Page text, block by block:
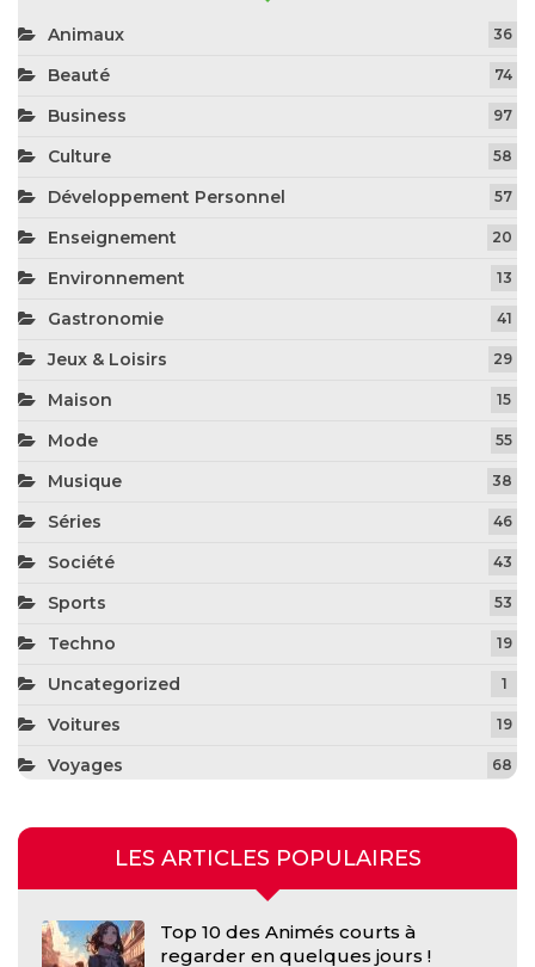
Animaux 36
Beauté 74
Business 97
Culture 58
Développement Personnel 57
Enseignement 20
Environnement 13
Gastronomie 41
Jeux & Loisirs 29
Maison 15
Mode 55
Musique 38
Séries 46
Société 43
Sports 53
Techno 19
Uncategorized 1
Voitures 19
Voyages 68
LES ARTICLES POPULAIRES
Top 10 des Animés courts à
regarder en quelques jours !